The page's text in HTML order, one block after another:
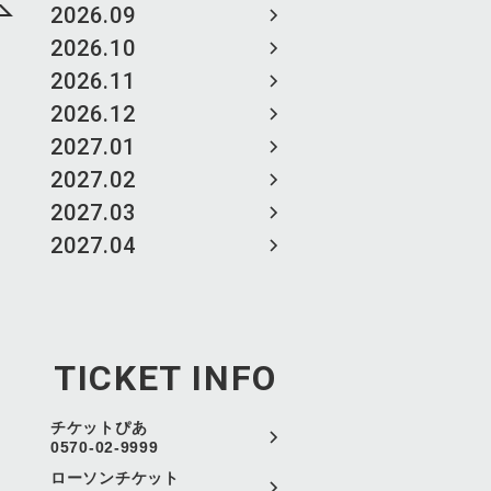
2026.09
2026.10
2026.11
2026.12
2027.01
2027.02
2027.03
2027.04
TICKET INFO
チケットぴあ
0570-02-9999
ローソンチケット